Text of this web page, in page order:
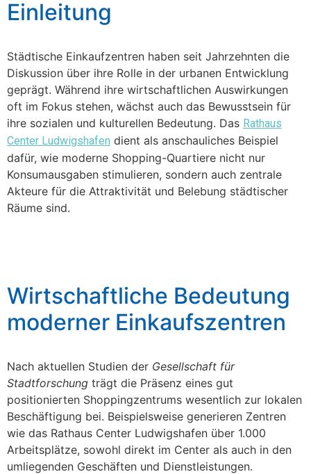
Einleitung
Städtische Einkaufzentren haben seit Jahrzehnten die
Diskussion über ihre Rolle in der urbanen Entwicklung
geprägt. Während ihre wirtschaftlichen Auswirkungen
oft im Fokus stehen, wächst auch das Bewusstsein für
ihre sozialen und kulturellen Bedeutung. Das Rathaus
Center Ludwigshafen dient als anschauliches Beispiel
dafür, wie moderne Shopping-Quartiere nicht nur
Konsumausgaben stimulieren, sondern auch zentrale
Akteure für die Attraktivität und Belebung städtischer
Räume sind.
Wirtschaftliche Bedeutung
moderner Einkaufszentren
Nach aktuellen Studien der Gesellschaft für
Stadtforschung trägt die Präsenz eines gut
positionierten Shoppingzentrums wesentlich zur lokalen
Beschäftigung bei. Beispielsweise generieren Zentren
wie das Rathaus Center Ludwigshafen über 1.000
Arbeitsplätze, sowohl direkt im Center als auch in den
umliegenden Geschäften und Dienstleistungen.